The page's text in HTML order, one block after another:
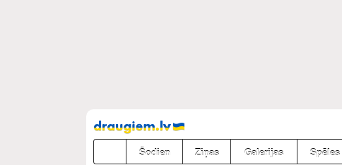
Pāriet
uz
saturu
Šodien Ziņas Galerijas Spēles